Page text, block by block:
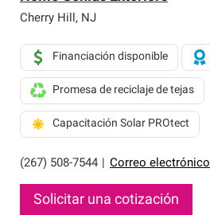
Cherry Hill, NJ
(267) 508-7544 Correo electrónico
Financiación disponible
Promesa de reciclaje de tejas
Capacitación Solar PROtect
Solicitar una cotización